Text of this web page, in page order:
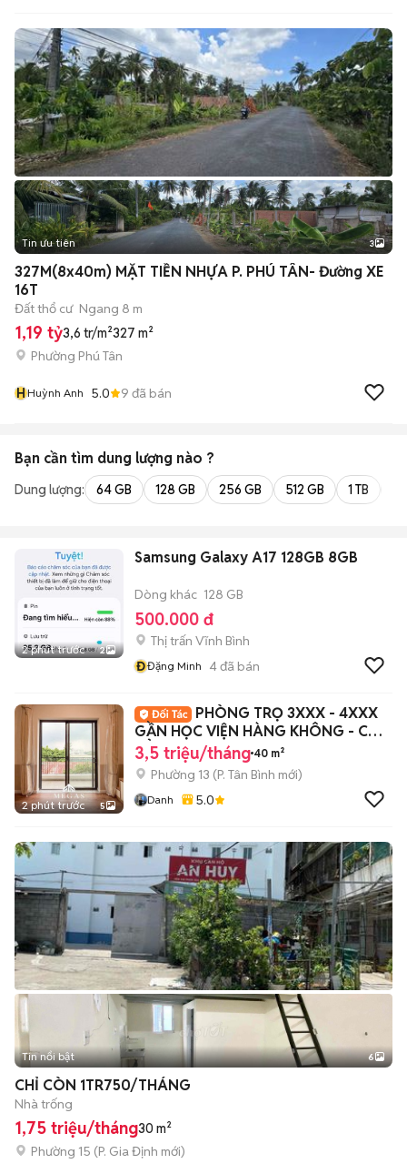
Tin ưu tiên 3
327M(8x40m) MẶT TIỀN NHỰA P. PHÚ TÂN- Đường XE
16T
Đất thổ cư Ngang 8 m
1,19 tỷ3,6 tr/m²327 m²
Phường Phú Tân
HHuỳnh Anh 5.0 9 đã bán
Bạn cần tìm dung lượng nào ?
Dung lượng: 64 GB 128 GB 256 GB 512 GB 1 TB
2 phút trước 2
Samsung Galaxy A17 128GB 8GB
Dòng khác 128 GB
500.000 đ
Thị trấn Vĩnh Bình
ĐĐặng Minh 4đã bán
2 phút trước 5
PHÒNG TRỌ 3XXX - 4XXX
GẦN HỌC VIỆN HÀNG KHÔNG - CAO
ĐẲNG Y PNT
3,5 triệu/tháng 40 m²
Phường 13 (P. Tân Bình mới)
Danh 5.0
+2
Tin nổi bật 6
CHỈ CÒN 1TR750/THÁNG
Nhà trống
1,75 triệu/tháng30 m²
Phường 15 (P. Gia Định mới)